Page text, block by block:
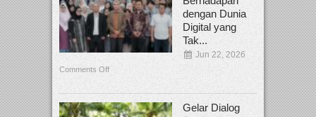
dengan Dunia
Digital yang
Tak...
Jun 22, 2026
Comments Off
Gelar Dialog